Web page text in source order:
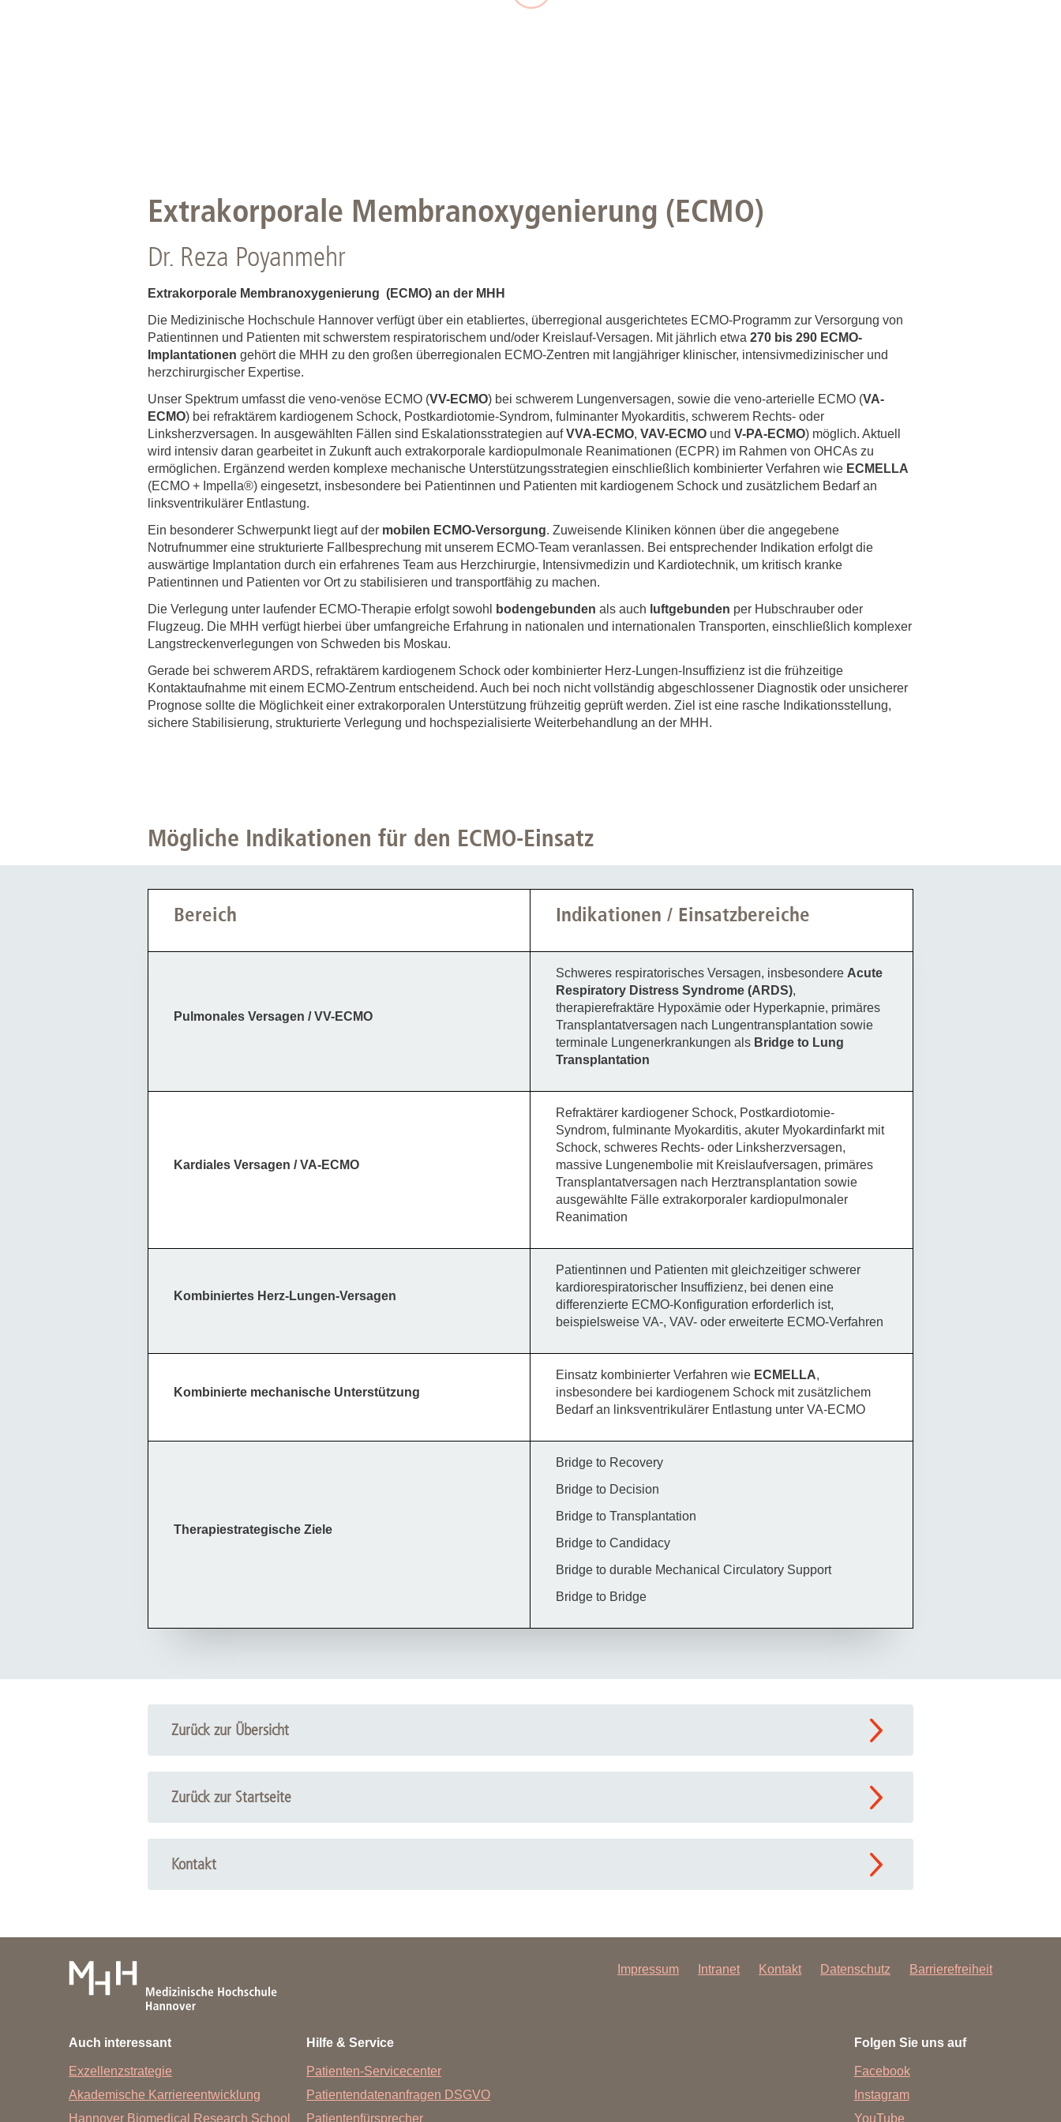
Ombudswesen und Ombudsperson
Extrakorporale Membranoxygenierung (ECMO)
Dr. Reza Poyanmehr
Extrakorporale Membranoxygenierung (ECMO) an der MHH
Die Medizinische Hochschule Hannover verfügt über ein etabliertes, überregional ausgerichtetes ECMO-Programm zur Versorgung von
Patientinnen und Patienten mit schwerstem respiratorischem und/oder Kreislauf-Versagen. Mit jährlich etwa 270 bis 290 ECMO-
Implantationen gehört die MHH zu den großen überregionalen ECMO-Zentren mit langjähriger klinischer, intensivmedizinischer und
herzchirurgischer Expertise.
Unser Spektrum umfasst die veno-venöse ECMO (VV-ECMO) bei schwerem Lungenversagen, sowie die veno-arterielle ECMO (VA-
ECMO) bei refraktärem kardiogenem Schock, Postkardiotomie-Syndrom, fulminanter Myokarditis, schwerem Rechts- oder
Linksherzversagen. In ausgewählten Fällen sind Eskalationsstrategien aufVVA-ECMO, VAV-ECMO und V-PA-ECMO) möglich. Aktuell
wird intensiv daran gearbeitet in Zukunft auch extrakorporale kardiopulmonale Reanimationen (ECPR) im Rahmen von OHCAs zu
ermöglichen. Ergänzend werden komplexe mechanische Unterstützungsstrategien einschließlich kombinierter Verfahren wie ECMELLA
(ECMO + Impella®) eingesetzt, insbesondere bei Patientinnen und Patienten mit kardiogenem Schock und zusätzlichem Bedarf an
linksventrikulärer Entlastung.
Ein besonderer Schwerpunkt liegt auf der mobilen ECMO-Versorgung. Zuweisende Kliniken können über die angegebene
Notrufnummer eine strukturierte Fallbesprechung mit unserem ECMO-Team veranlassen. Bei entsprechender Indikation erfolgt die
auswärtige Implantation durch ein erfahrenes Team aus Herzchirurgie, Intensivmedizin und Kardiotechnik, um kritisch kranke
Patientinnen und Patienten vor Ort zu stabilisieren und transportfähig zu machen.
Die Verlegung unter laufender ECMO-Therapie erfolgt sowohl
bodengebunden als auch luftgebunden per Hubschrauber oder
Flugzeug. Die MHH verfügt hierbei über umfangreiche Erfahrung in nationalen und internationalen Transporten, einschließlich komplexer
Langstreckenverlegungen von Schweden bis Moskau.
Gerade bei schwerem ARDS, refraktärem kardiogenem Schock oder kombinierter Herz-Lungen-Insuffizienz ist die frühzeitige
Kontaktaufnahme mit einem ECMO-Zentrum entscheidend. Auch bei noch nicht vollständig abgeschlossener Diagnostik oder unsicherer
Prognose sollte die Möglichkeit einer extrakorporalen Unterstützung frühzeitig geprüft werden. Ziel ist eine rasche Indikationsstellung,
sichere Stabilisierung, strukturierte Verlegung und hochspezialisierte Weiterbehandlung an der MHH.
Mögliche Indikationen für den ECMO-Einsatz
Bereich Indikationen / Einsatzbereiche
Pulmonales Versagen / VV-ECMO
Schweres respiratorisches Versagen, insbesondere Acute
Respiratory Distress Syndrome (ARDS),
therapierefraktäre Hypoxämie oder Hyperkapnie, primäres
Transplantatversagen nach Lungentransplantation sowie
terminale Lungenerkrankungen als Bridge to Lung
Transplantation
Kardiales Versagen / VA-ECMO
Refraktärer kardiogener Schock, Postkardiotomie-
Syndrom, fulminante Myokarditis, akuter Myokardinfarkt mit
Schock, schweres Rechts- oder Linksherzversagen,
massive Lungenembolie mit Kreislaufversagen, primäres
Transplantatversagen nach Herztransplantation sowie
ausgewählte Fälle extrakorporaler kardiopulmonaler
Reanimation
Kombiniertes Herz-Lungen-Versagen
Patientinnen und Patienten mit gleichzeitiger schwerer
kardiorespiratorischer Insuffizienz, bei denen eine
differenzierte ECMO-Konfiguration erforderlich ist,
beispielsweise VA-, VAV- oder erweiterte ECMO-Verfahren
Kombinierte mechanische Unterstützung
Einsatz kombinierter Verfahren wie ECMELLA,
insbesondere bei kardiogenem Schock mit zusätzlichem
Bedarf an linksventrikulärer Entlastung unter VA-ECMO
Therapiestrategische Ziele
Bridge to Recovery
Bridge to Decision
Bridge to Transplantation
Bridge to Candidacy
Bridge to durable Mechanical Circulatory Support
Bridge to Bridge
Zurück zur Übersicht
Zurück zur Startseite
Kontakt
Impressum Intranet Kontakt Datenschutz Barrierefreiheit
Auch interessant
Exzellenzstrategie
Akademische Karriereentwicklung
Hannover Biomedical Research School
Hilfe & Service
Patienten-Servicecenter
Patientendatenanfragen DSGVO
Patientenfürsprecher
Folgen Sie uns auf
Facebook
Instagram
YouTube